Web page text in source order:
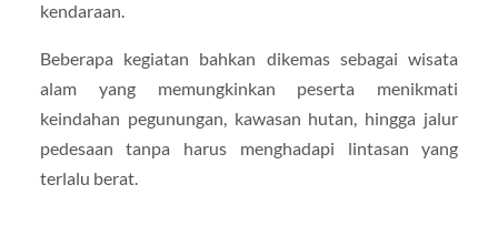
kendaraan.
Beberapa kegiatan bahkan dikemas sebagai wisata
alam yang memungkinkan peserta menikmati
keindahan pegunungan, kawasan hutan, hingga jalur
pedesaan tanpa harus menghadapi lintasan yang
terlalu berat.